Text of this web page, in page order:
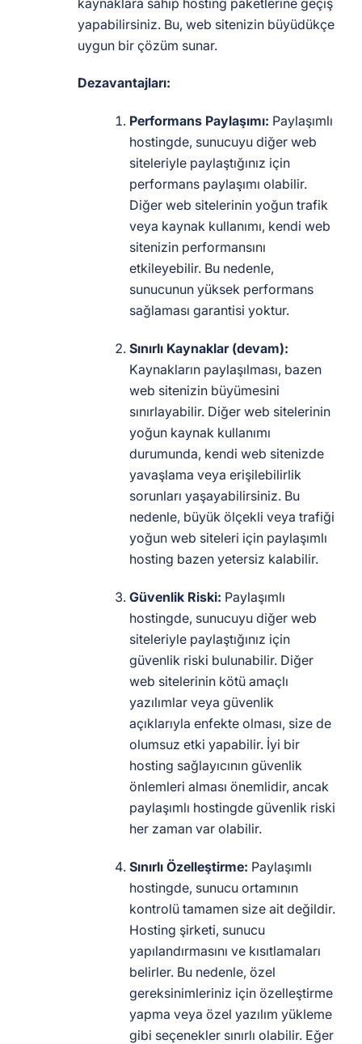
kaynaklara sahip hosting paketlerine geçiş
yapabilirsiniz. Bu, web sitenizin büyüdükçe
uygun bir çözüm sunar.
Dezavantajları:
Performans Paylaşımı: Paylaşımlı
hostingde, sunucuyu diğer web
siteleriyle paylaştığınız için
performans paylaşımı olabilir.
Diğer web sitelerinin yoğun trafik
veya kaynak kullanımı, kendi web
sitenizin performansını
etkileyebilir. Bu nedenle,
sunucunun yüksek performans
sağlaması garantisi yoktur.
Sınırlı Kaynaklar (devam):
Kaynakların paylaşılması, bazen
web sitenizin büyümesini
sınırlayabilir. Diğer web sitelerinin
yoğun kaynak kullanımı
durumunda, kendi web sitenizde
yavaşlama veya erişilebilirlik
sorunları yaşayabilirsiniz. Bu
nedenle, büyük ölçekli veya trafiği
yoğun web siteleri için paylaşımlı
hosting bazen yetersiz kalabilir.
Güvenlik Riski: Paylaşımlı
hostingde, sunucuyu diğer web
siteleriyle paylaştığınız için
güvenlik riski bulunabilir. Diğer
web sitelerinin kötü amaçlı
yazılımlar veya güvenlik
açıklarıyla enfekte olması, size de
olumsuz etki yapabilir. İyi bir
hosting sağlayıcının güvenlik
önlemleri alması önemlidir, ancak
paylaşımlı hostingde güvenlik riski
her zaman var olabilir.
Sınırlı Özelleştirme: Paylaşımlı
hostingde, sunucu ortamının
kontrolü tamamen size ait değildir.
Hosting şirketi, sunucu
yapılandırmasını ve kısıtlamaları
belirler. Bu nedenle, özel
gereksinimleriniz için özelleştirme
yapma veya özel yazılım yükleme
gibi seçenekler sınırlı olabilir. Eğer